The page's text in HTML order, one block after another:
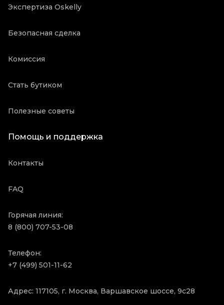
Экспертиза Oskelly
Безопасная сделка
Комиссия
Стать бутиком
Полезные советы
Помощь и поддержка
Контакты
FAQ
Горячая линия:
8 (800) 707-53-08
Телефон:
+7 (499) 501-11-62
Адрес: 117105, г. Москва, Варшавское шоссе, 9с28